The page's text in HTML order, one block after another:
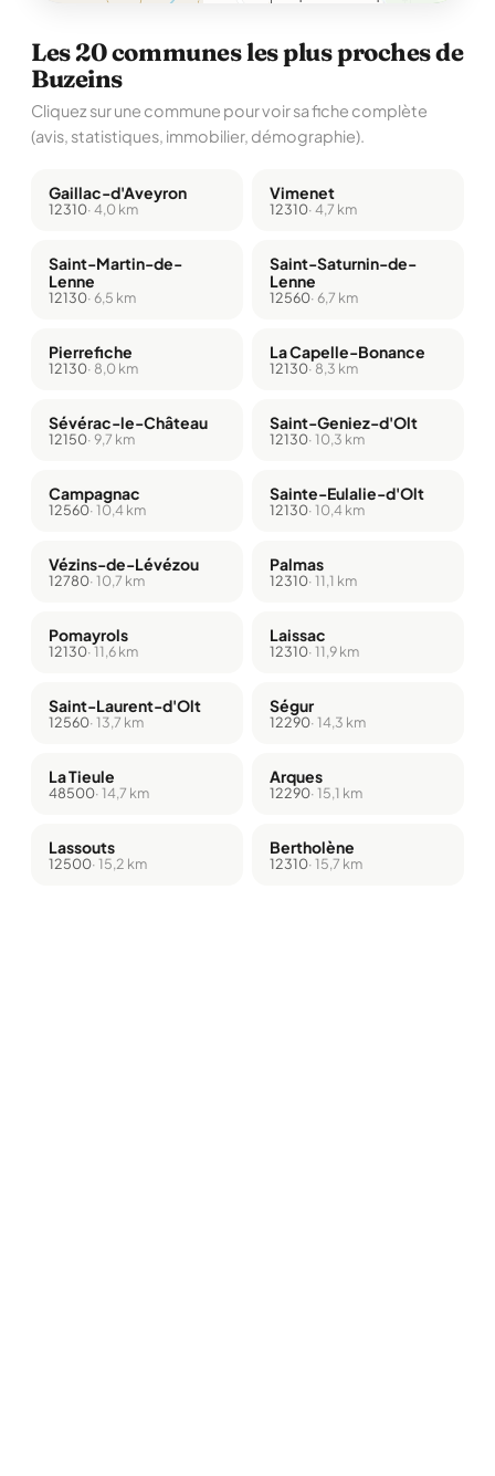
Les 20 communes les plus proches de
Buzeins
Cliquez sur une commune pour voir sa fiche complète
(avis, statistiques, immobilier, démographie).
Gaillac-d'Aveyron
12310· 4,0 km
Vimenet
12310· 4,7 km
Saint-Martin-de-
Lenne
12130· 6,5 km
Saint-Saturnin-de-
Lenne
12560· 6,7 km
Pierrefiche
12130· 8,0 km
La Capelle-Bonance
12130· 8,3 km
Sévérac-le-Château
12150· 9,7 km
Saint-Geniez-d'Olt
12130· 10,3 km
Campagnac
12560· 10,4 km
Sainte-Eulalie-d'Olt
12130· 10,4 km
Vézins-de-Lévézou
12780· 10,7 km
Palmas
12310· 11,1 km
Pomayrols
12130· 11,6 km
Laissac
12310· 11,9 km
Saint-Laurent-d'Olt
12560· 13,7 km
Ségur
12290· 14,3 km
La Tieule
48500· 14,7 km
Arques
12290· 15,1 km
Lassouts
12500· 15,2 km
Bertholène
12310· 15,7 km